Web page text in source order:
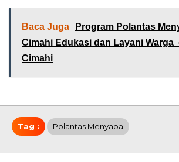
Baca Juga
Program Polantas
Cimahi Edukasi dan Layani Warga
Cimahi
Tag : Polantas Menyapa